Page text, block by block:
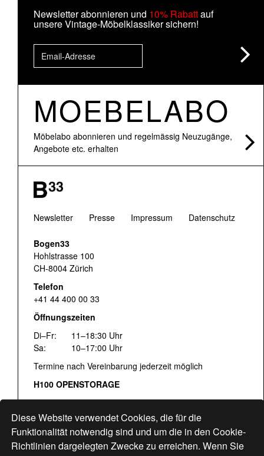
Diese Website verwendet Cookies, die für die
Funktionalität notwendig sind und um die in den Cookie-
Richtlinien dargelegten Zwecke zu erreichen. Wenn Sie
Newsletter abonnieren und 10% Rabattauf
unsere Vintage-Möbelklassiker sichern!
MOEBELABO
Möbelabo abonnieren und regelmässig Neuzugänge,
Angebote etc. erhalten
Newsletter Presse Impressum Datenschutz
Bogen33
Hohlstrasse 100
CH-8004 Zürich
Telefon
+41 44 400 00 33
Öffnungszeiten
Di–Fr:
11–18:30 Uhr
Sa:
10–17:00 Uhr
Termine nach Vereinbarung jederzeit möglich
H100 OPENSTORAGE
Fr:
16:00–18:30 Uhr
Sa: 12:00–17:00 Uhr
Hohlstrasse 122
www.bogen33.ch